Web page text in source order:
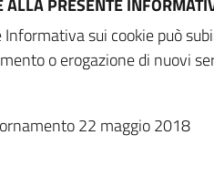
Informativa sui cookie può
o erogazione di nuovi
22 maggio 2018